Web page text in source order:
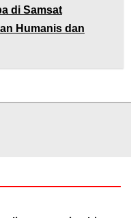
di Samsat
Humanis dan